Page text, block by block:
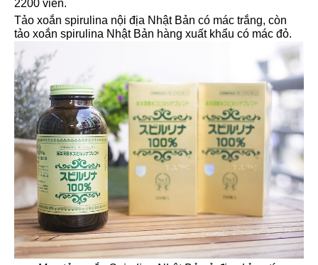
2200 viên.
Tảo xoắn spirulina nội địa Nhật Bản có mác trắng, còn
tảo xoắn spirulina Nhật Bản hàng xuất khẩu có mác đỏ.